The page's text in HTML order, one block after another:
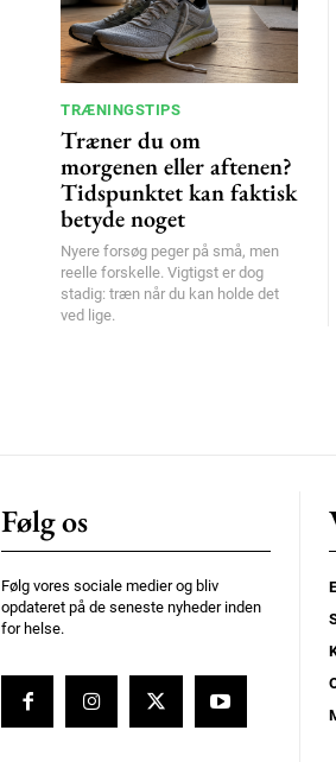
TRÆNINGSTIPS
Træner du om
morgenen eller aftenen?
Tidspunktet kan faktisk
betyde noget
Nyere forsøg peger på små, men
reelle forskelle. Vigtigst er dog
stadig: træn når du kan holde det
ved lige.
Følg os
Følg vores sociale medier og bliv
opdateret på de seneste nyheder inden
for helse.